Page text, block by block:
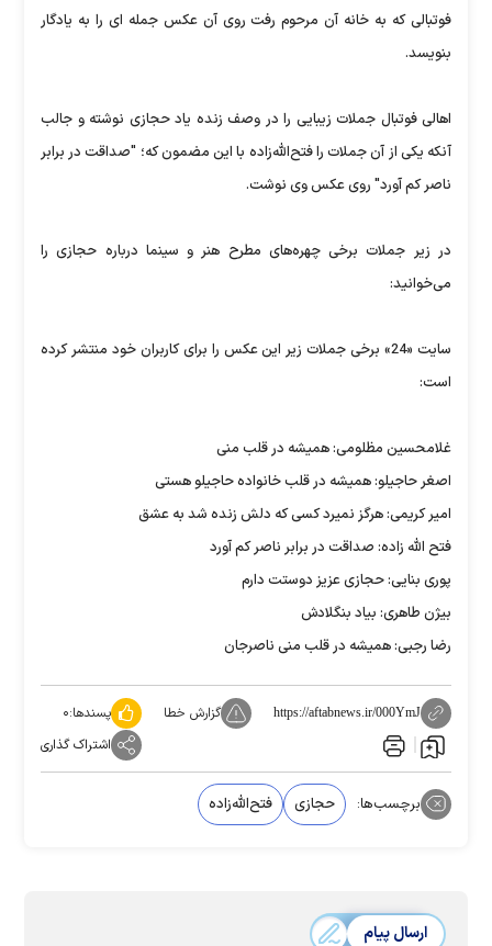
فوتبالی که به خانه آن مرحوم رفت روی آن عکس جمله ای را به یادگار
بنویسد.
اهالی فوتبال جملات زیبایی را در وصف زنده یاد حجازی نوشته و جالب
آنکه یکی از آن جملات را فتح‌الله‌زاده با این مضمون که؛ "صداقت در برابر
ناصر کم آورد" روی عکس وی نوشت.
در زیر جملات برخی چهره‌های مطرح هنر و سینما درباره حجازی را
می‌خوانید:
سایت «24» برخی جملات زیر این عکس را برای کاربران خود منتشر کرده
است:
غلامحسین مظلومی: همیشه در قلب منی
اصغر حاجیلو: همیشه در قلب خانواده حاجیلو هستی
امیر کریمی: هرگز نمیرد کسی که دلش زنده شد به عشق
فتح الله زاده: صداقت در برابر ناصر کم آورد
پوری بنایی: حجازی عزیز دوستت دارم
بیژن طاهری: بیاد بنگلادش
رضا رجبی: همیشه در قلب منی ناصرجان
https://aftabnews.ir/000YmJ گزارش خطا پسندها:۰
اشتراک گذاری
برچسب‌ها: حجازی فتح‌الله‌زاده
ارسال پیام